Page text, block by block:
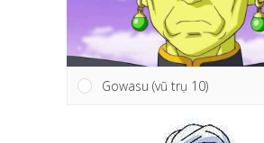
Gowasu (vũ trụ 10)